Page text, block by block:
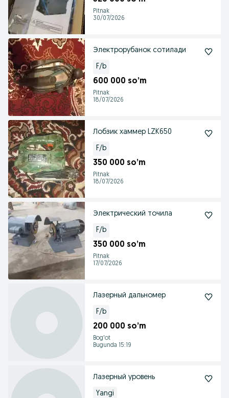
Pitnak
30/07/2026
Электрорубанок сотилади
F/b
600 000 so’m
Pitnak
18/07/2026
Лобзик хаммер LZK650
F/b
350 000 so’m
Pitnak
18/07/2026
Электрический точила
F/b
350 000 so’m
Pitnak
17/07/2026
Лазерный дальномер
F/b
200 000 so’m
Bog'ot
Bugunda 15:19
Лазерный уровень
Yangi